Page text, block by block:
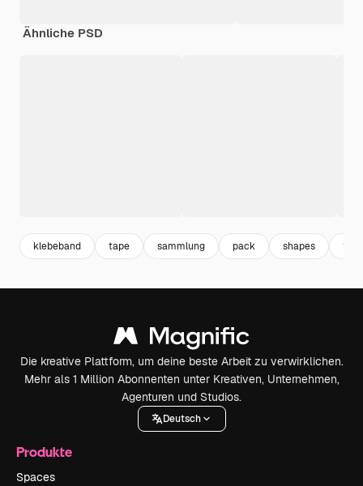
Ähnliche PSD
klebeband tape sammlung pack shapes
Die kreative Plattform, um deine beste Arbeit zu verwirklichen.
Mehr als 1 Million Abonnenten unter Kreativen, Unternehmen,
Agenturen und Studios.
Deutsch
Produkte
Spaces